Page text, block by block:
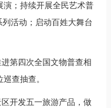
演；持续开展全民艺术普
列活动；启动百姓大舞台
第四次全国文物普查相
查抽查。
开发五一旅游产品，做